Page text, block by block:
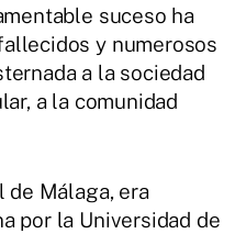
suceso ha
y numerosos
a la sociedad
a la comunidad
de Málaga, era
por la Universidad de